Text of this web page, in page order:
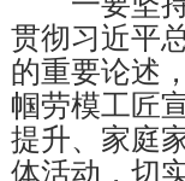
贯彻习近平
的重要论述
帼劳模工匠
提升、家庭
体活动，切